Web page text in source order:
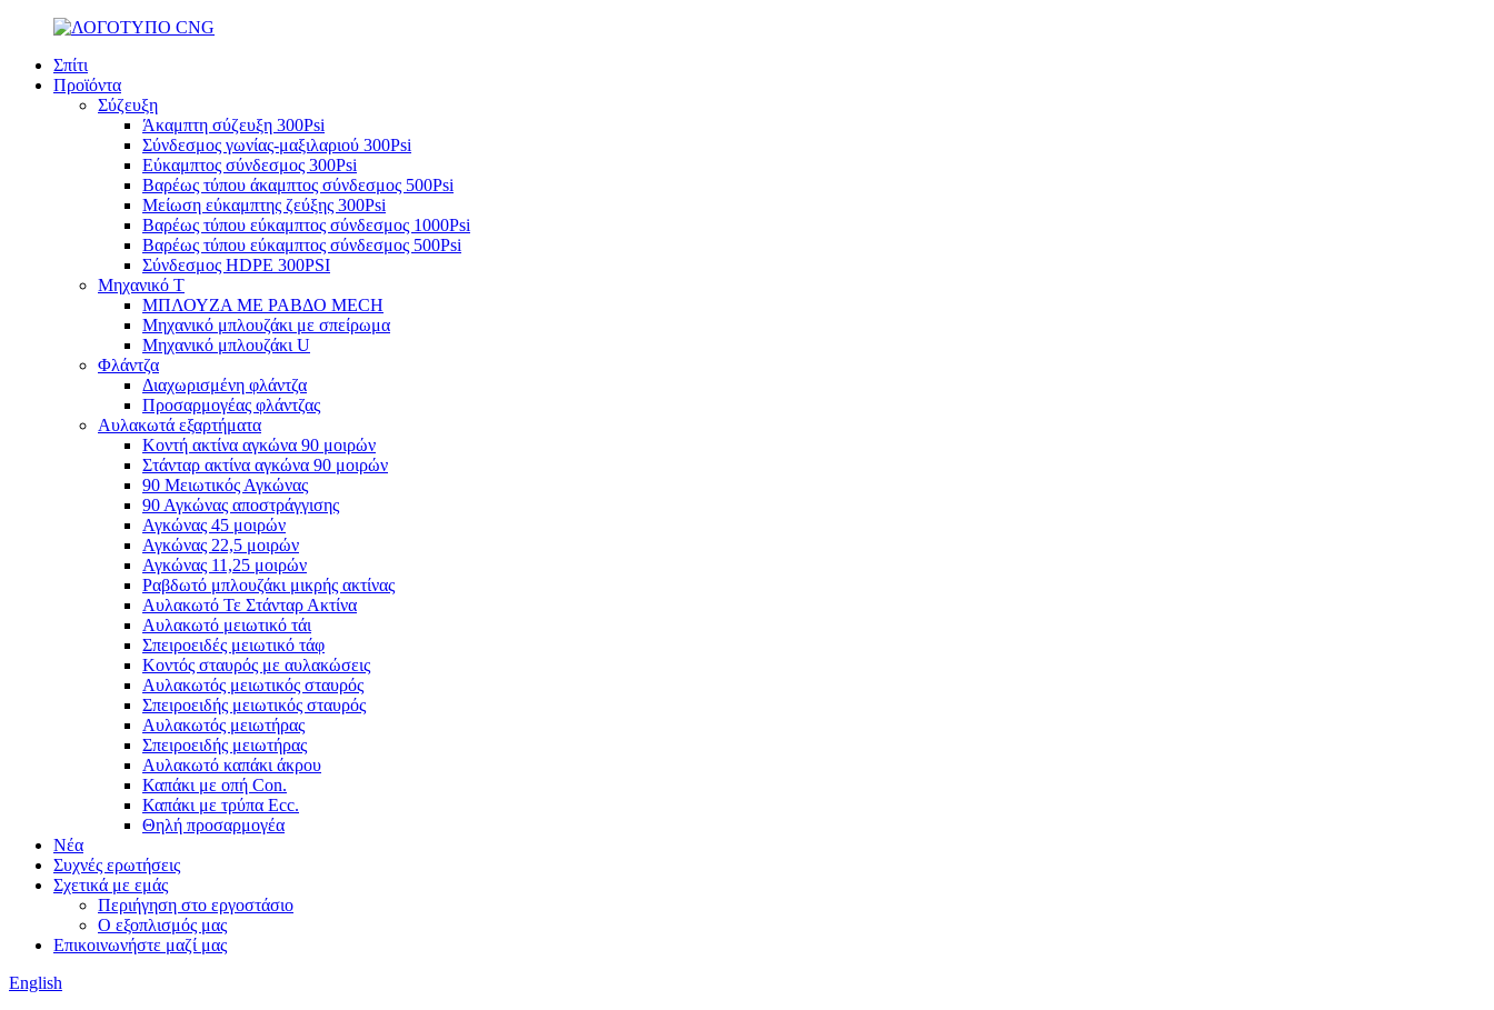
Σπίτι
Προϊόντα
Σύζευξη
Άκαμπτη σύζευξη 300Psi
Σύνδεσμος γωνίας-μαξιλαριού 300Psi
Εύκαμπτος σύνδεσμος 300Psi
Βαρέως τύπου άκαμπτος σύνδεσμος 500Psi
Μείωση εύκαμπτης ζεύξης 300Psi
Βαρέως τύπου εύκαμπτος σύνδεσμος 1000Psi
Βαρέως τύπου εύκαμπτος σύνδεσμος 500Psi
Σύνδεσμος HDPE 300PSI
Μηχανικό Τ
ΜΠΛΟΥΖΑ ΜΕ ΡΑΒΔΟ MECH
Μηχανικό μπλουζάκι με σπείρωμα
Μηχανικό μπλουζάκι U
Φλάντζα
Διαχωρισμένη φλάντζα
Προσαρμογέας φλάντζας
Αυλακωτά εξαρτήματα
Κοντή ακτίνα αγκώνα 90 μοιρών
Στάνταρ ακτίνα αγκώνα 90 μοιρών
90 Μειωτικός Αγκώνας
90 Αγκώνας αποστράγγισης
Αγκώνας 45 μοιρών
Αγκώνας 22,5 μοιρών
Αγκώνας 11,25 μοιρών
Ραβδωτό μπλουζάκι μικρής ακτίνας
Αυλακωτό Τε Στάνταρ Ακτίνα
Αυλακωτό μειωτικό τάι
Σπειροειδές μειωτικό τάφ
Κοντός σταυρός με αυλακώσεις
Αυλακωτός μειωτικός σταυρός
Σπειροειδής μειωτικός σταυρός
Αυλακωτός μειωτήρας
Σπειροειδής μειωτήρας
Αυλακωτό καπάκι άκρου
Καπάκι με οπή Con.
Καπάκι με τρύπα Ecc.
Θηλή προσαρμογέα
Νέα
Συχνές ερωτήσεις
Σχετικά με εμάς
Περιήγηση στο εργοστάσιο
Ο εξοπλισμός μας
Επικοινωνήστε μαζί μας
English